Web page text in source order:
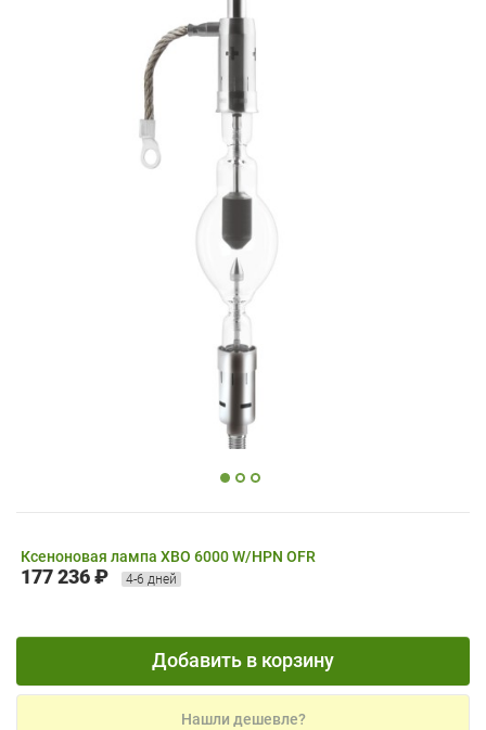
Ксеноновая лампа XBO 6000 W/HPN OFR
177 236 ₽ 4-6 дней
Добавить в корзину
Нашли дешевле?